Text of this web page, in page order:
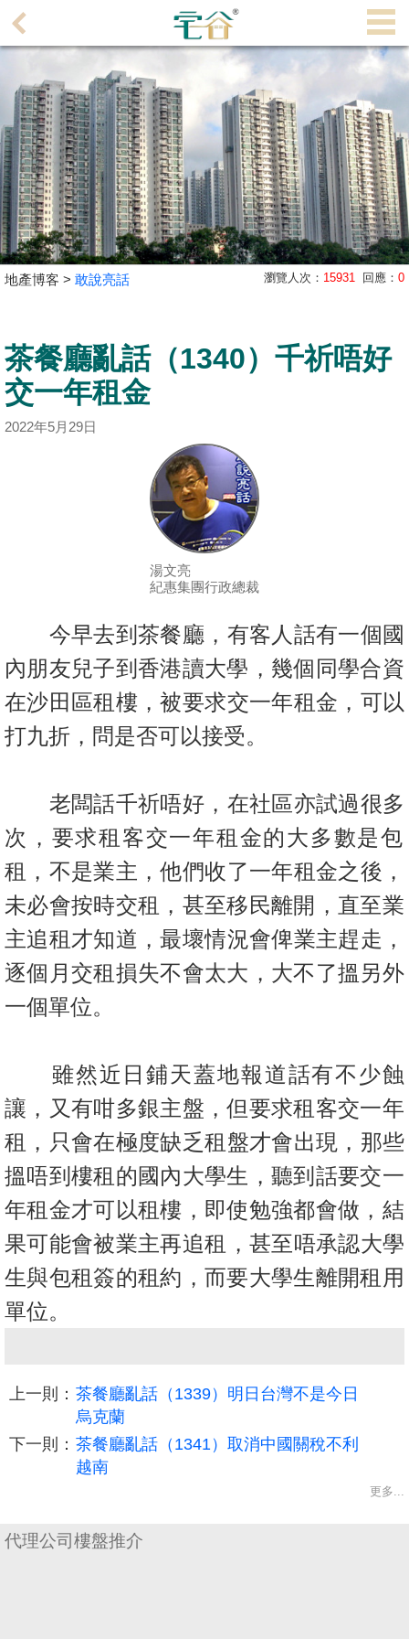
理
頁
搵
樓/
成
交
業
主
宅
谷
按
聞
數
據
置
手
冊
關
於
我
們
地產博客 > 敢說亮話 瀏覽人次： 15931 回應： 0
茶餐廳亂話（1340）千祈唔好
交一年租金
2022年5月29日
湯文亮
紀惠集團行政總裁
今早去到茶餐廳，有客人話有一個國
內朋友兒子到香港讀大學，幾個同學合資
在沙田區租樓，被要求交一年租金，可以
打九折，問是否可以接受。
老闆話千祈唔好，在社區亦試過很多
次，要求租客交一年租金的大多數是包
租，不是業主，他們收了一年租金之後，
未必會按時交租， 甚至移民離開，直至業
主追租才知道，最壞情況會俾業主趕走，
逐個 月交租損失不會太大，大不了搵另外
一個單位。
雖然近日鋪天蓋地報道話有不少蝕
讓，又有咁多銀主盤，但要求租客交一年
租，只會在極度缺乏租盤才會出現，那些
搵唔到樓租的國內大學生，聽到話要交一
年租金才可以租樓，即使勉強都會做， 結
果可能會被業主再追租，甚至唔承認大學
生與包租簽的租約， 而要大學生離開租用
單位。
上一則： 茶餐廳亂話（1339）明日台灣不是今日
烏克蘭
下一則： 茶餐廳亂話（1341）取消中國關稅不利
越南
更多...
代理公司樓盤推介